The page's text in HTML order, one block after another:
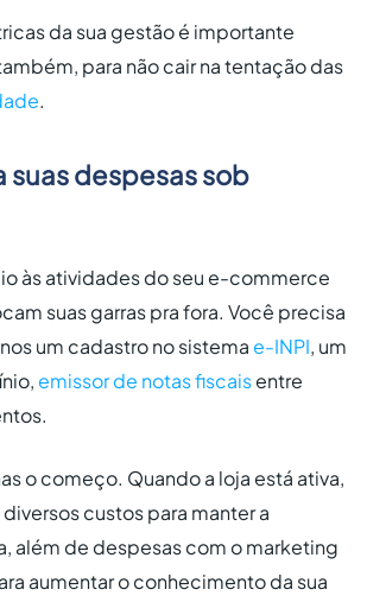
da sua gestão é importante
para não cair na tentação das
.
suas despesas sob
às atividades do seu e-commerce
suas garras pra fora. Você precisa
um cadastro no sistema e-INPI, um
emissor de notas fiscaisentre
o começo. Quando a loja está ativa,
custos para manter a
além de despesas com o marketing
aumentar o conhecimento da sua